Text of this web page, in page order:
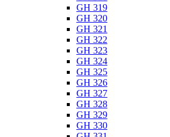
GH 319
GH 320
GH 321
GH 322
GH 323
GH 324
GH 325
GH 326
GH 327
GH 328
GH 329
GH 330